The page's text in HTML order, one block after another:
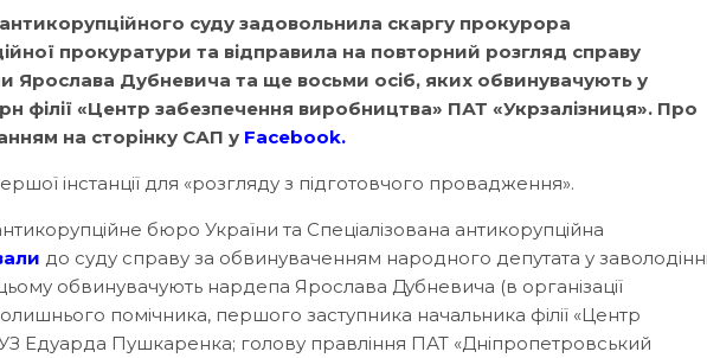
суду задовольнила скаргу прокурора
прокуратури та відправила на повторний розгляд справу
Ярослава Дубневича та ще восьми осіб, яких обвинувачують у
філії «Центр забезпечення виробництва» ПАТ «Укрзалізниця». Про
на сторінку САП у Facebook.
інстанції для «розгляду з підготовчого провадження».
бюро України та Спеціалізована антикорупційна
до суду справу за обвинуваченням народного депутата у заволодінні
обвинувачують нардепа Ярослава Дубневича (в організації
помічника, першого заступника начальника філії «Центр
Едуарда Пушкаренка; голову правління ПАТ «Дніпропетровський